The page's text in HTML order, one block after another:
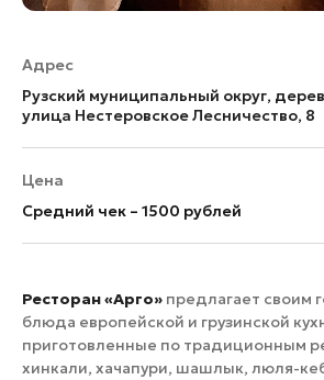
Адрес
Рузский муниципальный округ,
улица Нестеровское Лесничество, 8
Цена
Средний чек – 1500 рублей
Ресторан «Арго» предлагает своим
блюда европейской и грузинской
приготовленные по традиционным
хинкали, хачапури, шашлык, люля-